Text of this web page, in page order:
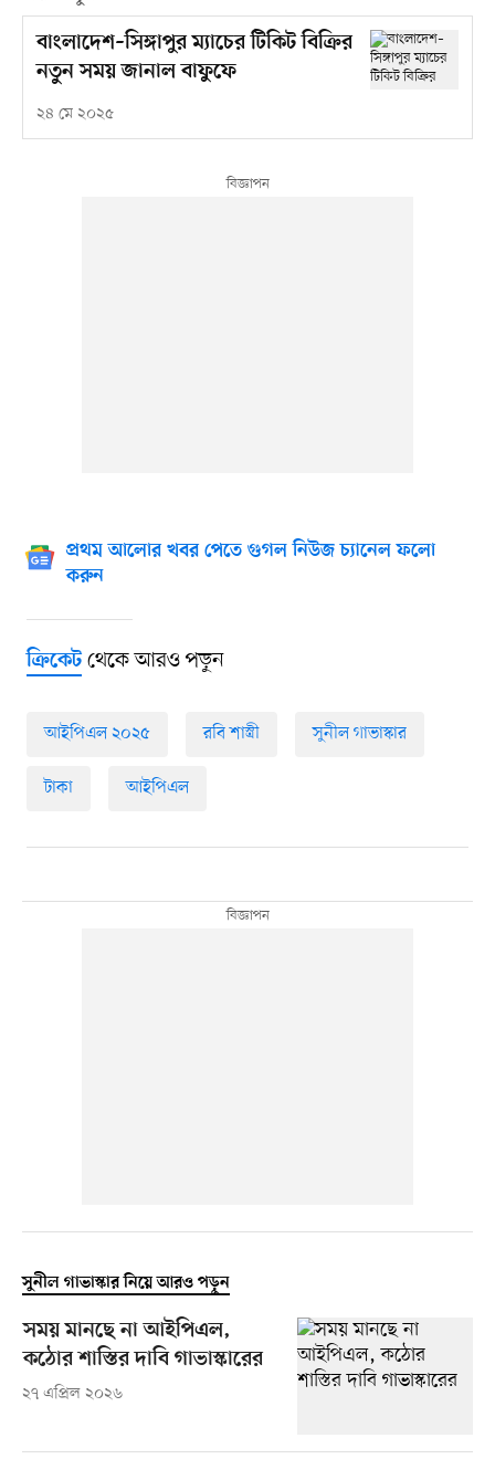
বাংলাদেশ–সিঙ্গাপুর ম্যাচের টিকিট বিক্রির
নতুন সময় জানাল বাফুফে
২৪ মে ২০২৫
প্রথম আলোর খবর পেতে গুগল নিউজ চ্যানেল ফলো
করুন
ক্রিকেটথেকে আরও পড়ুন
আইপিএল ২০২৫ রবি শাস্ত্রী সুনীল গাভাস্কার
টাকা আইপিএল
সুনীল গাভাস্কার নিয়ে আরও পড়ুন
সময় মানছে না আইপিএল,
কঠোর শাস্তির দাবি গাভাস্কারের
২৭ এপ্রিল ২০২৬